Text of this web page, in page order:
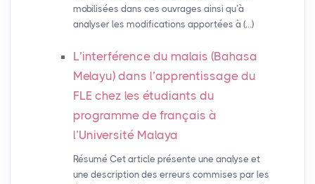
mobilisées dans ces ouvrages ainsi qu’à
analyser les modifications apportées à (…)
L’interférence du malais (Bahasa
Melayu) dans l’apprentissage du
FLE chez les étudiants du
programme de français à
l’Université Malaya
Résumé Cet article présente une analyse et
une description des erreurs commises par les